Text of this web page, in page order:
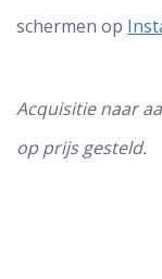
schermen op
Acquisitie naar
op prijs gesteld.